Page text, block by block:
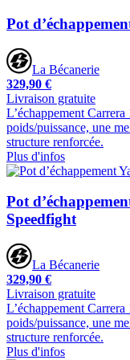
Pot
La Bécanerie
329,90 €
Livraison gratuite
L’échappement
poids/puissance, une
structure renforcée.
Plus d'infos
Pot
Speedfight
La Bécanerie
329,90 €
Livraison gratuite
L’échappement
poids/puissance, une
structure renforcée.
Plus d'infos